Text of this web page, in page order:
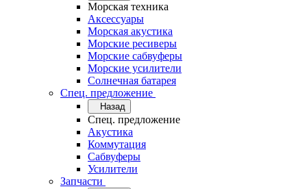
Морская техника
Аксессуары
Морская акустика
Морские ресиверы
Морские сабвуферы
Морские усилители
Солнечная батарея
Спец. предложение
Назад
Спец. предложение
Акустика
Коммутация
Сабвуферы
Усилители
Запчасти